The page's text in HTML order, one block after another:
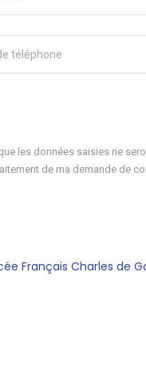
les données saisies ne
de ma demande de
Français Charles de